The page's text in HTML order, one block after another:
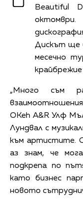
Beautiful
Дискът ще
месечно
„Много съм
OKeh A&R Улф
Лундвал с
към артистите.
аз знам, че
подкрепа по
като бизнес
новото